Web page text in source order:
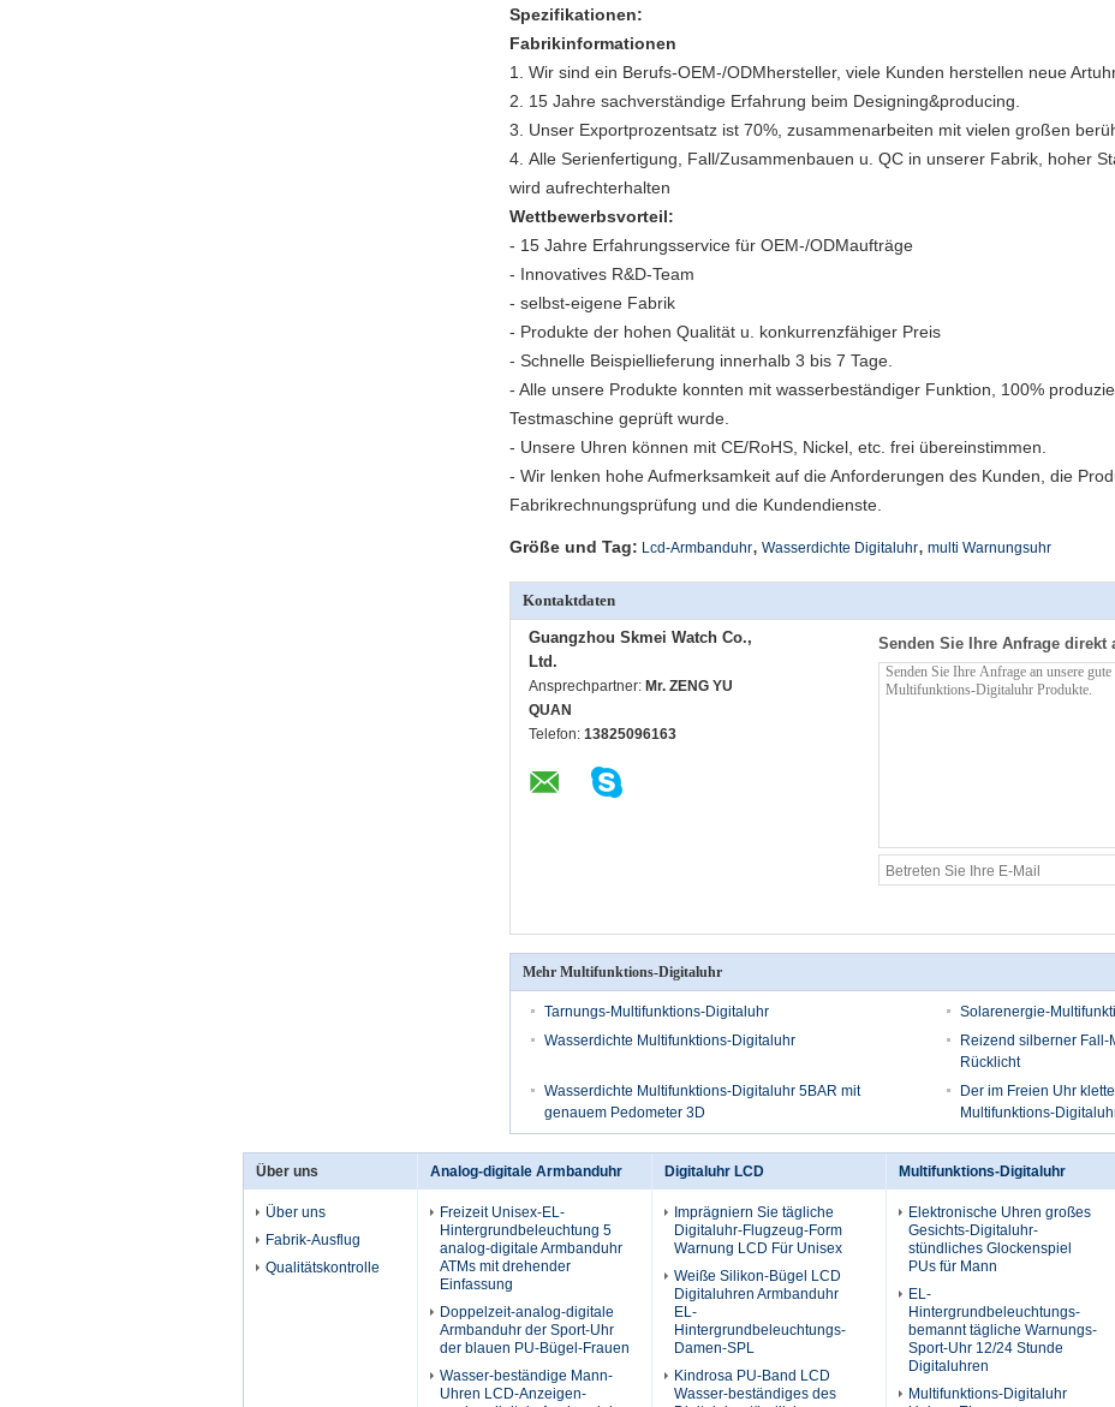
Spezifikationen:
Fabrikinformationen
1. Wir sind ein Berufs-OEM-/ODMhersteller, viele Kunden herstellen neue
2. 15 Jahre sachverständige Erfahrung beim Designing&producing.
3. Unser Exportprozentsatz ist 70%, zusammenarbeiten mit vielen großen
4. Alle Serienfertigung, Fall/Zusammenbauen u. QC in unserer Fabrik, hoher
wird aufrechterhalten
Wettbewerbsvorteil:
- 15 Jahre Erfahrungsservice für OEM-/ODMaufträge
- Innovatives R&D-Team
- selbst-eigene Fabrik
- Produkte der hohen Qualität u. konkurrenzfähiger Preis
- Schnelle Beispiellieferung innerhalb 3 bis 7 Tage.
- Alle unsere Produkte konnten mit wasserbeständiger Funktion, 100%
Testmaschine geprüft wurde.
- Unsere Uhren können mit CE/RoHS, Nickel, etc. frei übereinstimmen.
- Wir lenken hohe Aufmerksamkeit auf die Anforderungen des Kunden, die
Fabrikrechnungsprüfung und die Kundendienste.
Größe und Tag: Lcd-Armbanduhr, Wasserdichte Digitaluhr, multi Warnungsuhr
Kontaktdaten
Guangzhou Skmei Watch Co.,
Ltd.
Ansprechpartner: Mr. ZENG YU
QUAN
Telefon: 13825096163
Senden Sie Ihre Anfrage direkt
Mehr Multifunktions-Digitaluhr
Tarnungs-Multifunktions-Digitaluhr
Solarenergie-
Wasserdichte Multifunktions-Digitaluhr
Reizend silberner
Rücklicht
Wasserdichte Multifunktions-Digitaluhr 5BAR mit
genauem Pedometer 3D
Der im Freien Uhr
Multifunktions-
Über uns
Über uns
Fabrik-Ausflug
Qualitätskontrolle
Analog-digitale Armbanduhr
Freizeit Unisex-EL-
Hintergrundbeleuchtung 5
analog-digitale Armbanduhr
ATMs mit drehender
Einfassung
Doppelzeit-analog-digitale
Armbanduhr der Sport-Uhr
der blauen PU-Bügel-Frauen
Wasser-beständige Mann-
Uhren LCD-Anzeigen-
Digitaluhr LCD
Imprägniern Sie tägliche
Digitaluhr-Flugzeug-Form
Warnung LCD Für Unisex
Weiße Silikon-Bügel LCD
Digitaluhren Armbanduhr
EL-
Hintergrundbeleuchtungs-
Damen-SPL
Kindrosa PU-Band LCD
Wasser-beständiges des
Multifunktions-Digitaluhr
Elektronische Uhren großes
Gesichts-Digitaluhr-
stündliches Glockenspiel
PUs für Mann
EL-
Hintergrundbeleuchtungs-
bemannt tägliche Warnungs-
Sport-Uhr 12/24 Stunde
Digitaluhren
Multifunktions-Digitaluhr